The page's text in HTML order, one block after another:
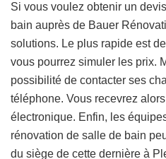
Si vous voulez obtenir un
bain auprès de Bauer
solutions. Le plus rapide est
vous pourrez simuler les prix.
possibilité de contacter ses
téléphone. Vous recevrez
électronique. Enfin, les
rénovation de salle de bain
du siège de cette dernière à